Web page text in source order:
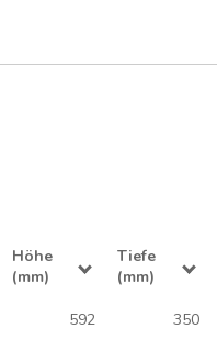
Höhe
(mm)
Tiefe
(mm)
592 350